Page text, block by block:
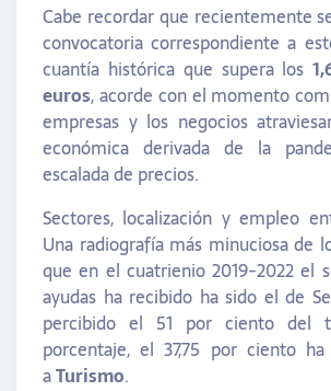
Cabe recordar que recientemente
convocatoria correspondiente a
cuantía histórica que supera los
euros, acorde con el momento
empresas y los negocios
económica derivada de la
escalada de precios.
Sectores, localización y empleo
Una radiografía más minuciosa de
que en el cuatrienio 2019-2022 el
ayudas ha recibido ha sido el de
percibido el 51 por ciento del
porcentaje, el 37,75 por ciento ha
aTurismo.